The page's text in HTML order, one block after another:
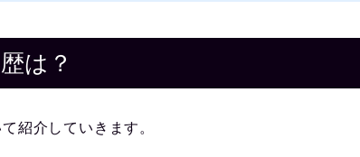
は？
紹介していきます。